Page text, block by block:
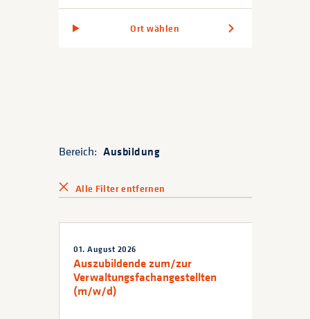
Ort wählen
Bereich: Ausbildung
Alle Filter entfernen
01. August 2026
Auszubildende zum/zur
Verwaltungsfachangestellten
(m/w/d)